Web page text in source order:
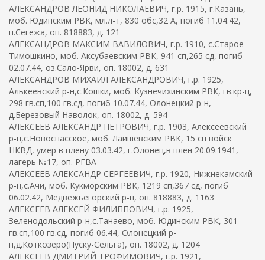
АЛЕКСАНДРОВ ЛЕОНИД НИКОЛАЕВИЧ, г.р. 1915, г.Казань,
моб. Юдинским РВК, мл.л-т, 830 обс,32 А, погиб 11.04.42,
п.Сегежа, оп. 818883, д. 121
АЛЕКСАНДРОВ МАКСИМ ВАВИЛОВИЧ, г.р. 1910, с.Старое
Тимошкино, моб. Аксубаевским РВК, 941 сп,265 сд, погиб
02.07.44, оз.Сало-Ярви, оп. 18002, д. 631
АЛЕКСАНДРОВ МИХАИЛ АЛЕКСАНДРОВИЧ, г.р. 1925,
Алькеевский р-н,с.Кошки, моб. Кузнечихинским РВК, гв.кр-ц,
298 гв.сп,100 гв.сд, погиб 10.07.44, Олонецкий р-н,
д.Березовый Наволок, оп. 18002, д. 594
АЛЕКСЕЕВ АЛЕКСАНДР ПЕТРОВИЧ, г.р. 1903, Алексеевский
р-н,с.Новоспасское, моб. Лаишевским РВК, 15 сп войск
НКВД, умер в плену 03.03.42, г.Олонец,в плен 20.09.1941,
лагерь №17, оп. РГВА
АЛЕКСЕЕВ АЛЕКСАНДР СЕРГЕЕВИЧ, г.р. 1920, Нижнекамский
р-н,с.Ачи, моб. Кукморским РВК, 1219 сп,367 сд, погиб
06.02.42, Медвежьегорский р-н, оп. 818883, д. 1163
АЛЕКСЕЕВ АЛЕКСЕЙ ФИЛИППОВИЧ, г.р. 1925,
Зеленодольский р-н,с.Танаево, моб. Юдинским РВК, 301
гв.сп,100 гв.сд, погиб 06.44, Олонецкий р-
н,д.Коткозеро(Пуску-Сельга), оп. 18002, д. 1204
АЛЕКСЕЕВ ДМИТРИЙ ТРОФИМОВИЧ, г.р. 1921,